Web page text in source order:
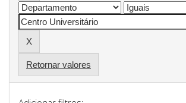
Retornar valores